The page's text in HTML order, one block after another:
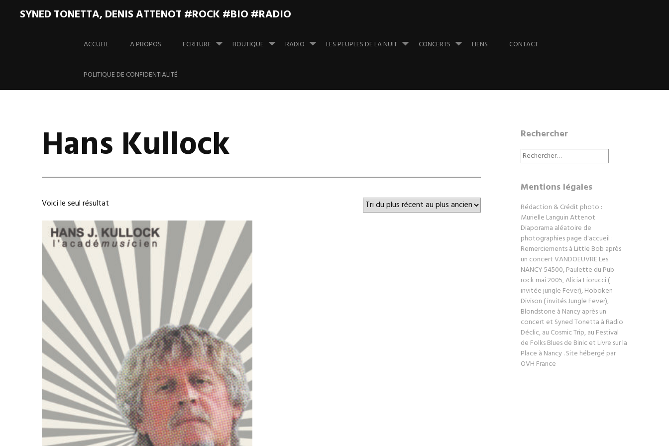
SYNED TONETTA, DENIS ATTENOT #ROCK #BIO #RADIO
au
ACCUEIL A PROPOS ECRITURE BOUTIQUE RADIO LES PEUPLES DE LA NUIT CONCERTS LIENS CONTACT
POLITIQUE DE CONFIDENTIALITÉ
Hans Kullock
Voici le seul résultat
Rechercher
Rechercher :
Mentions légales
Rédaction & Crédit photo :
Murielle Languin Attenot
Diaporama aléatoire de
photographies page d'accueil :
Remerciements à Little Bob après
un concert VANDOEUVRE Les
NANCY 54500, Paulette du Pub
rock mai 2005, Alicia Fiorucci (
invitée jungle Fever), Hoboken
Divison ( invités Jungle Fever),
Blondstone à Nancy après un
concert et Syned Tonetta à Radio
Déclic, au Cosmic Trip, au Festival
de Folks Blues de Binic et Livre sur la
Place à Nancy . Site hébergé par
OVH France